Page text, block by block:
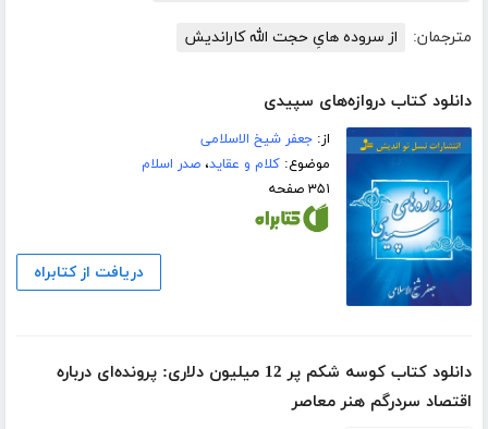
مترجمان: از سروده هایِ حجت الله کاراندیش
دانلود کتاب دروازه‌های سپیدی
از:جعفر شیخ الاسلامی
موضوع:کلام و عقاید،صدر اسلام
۳۵۱ صفحه
دریافت از کتابراه
دانلود کتاب کوسه شکم پر 12 میلیون دلاری: پرونده‌ای درباره
اقتصاد سردرگم هنر معاصر